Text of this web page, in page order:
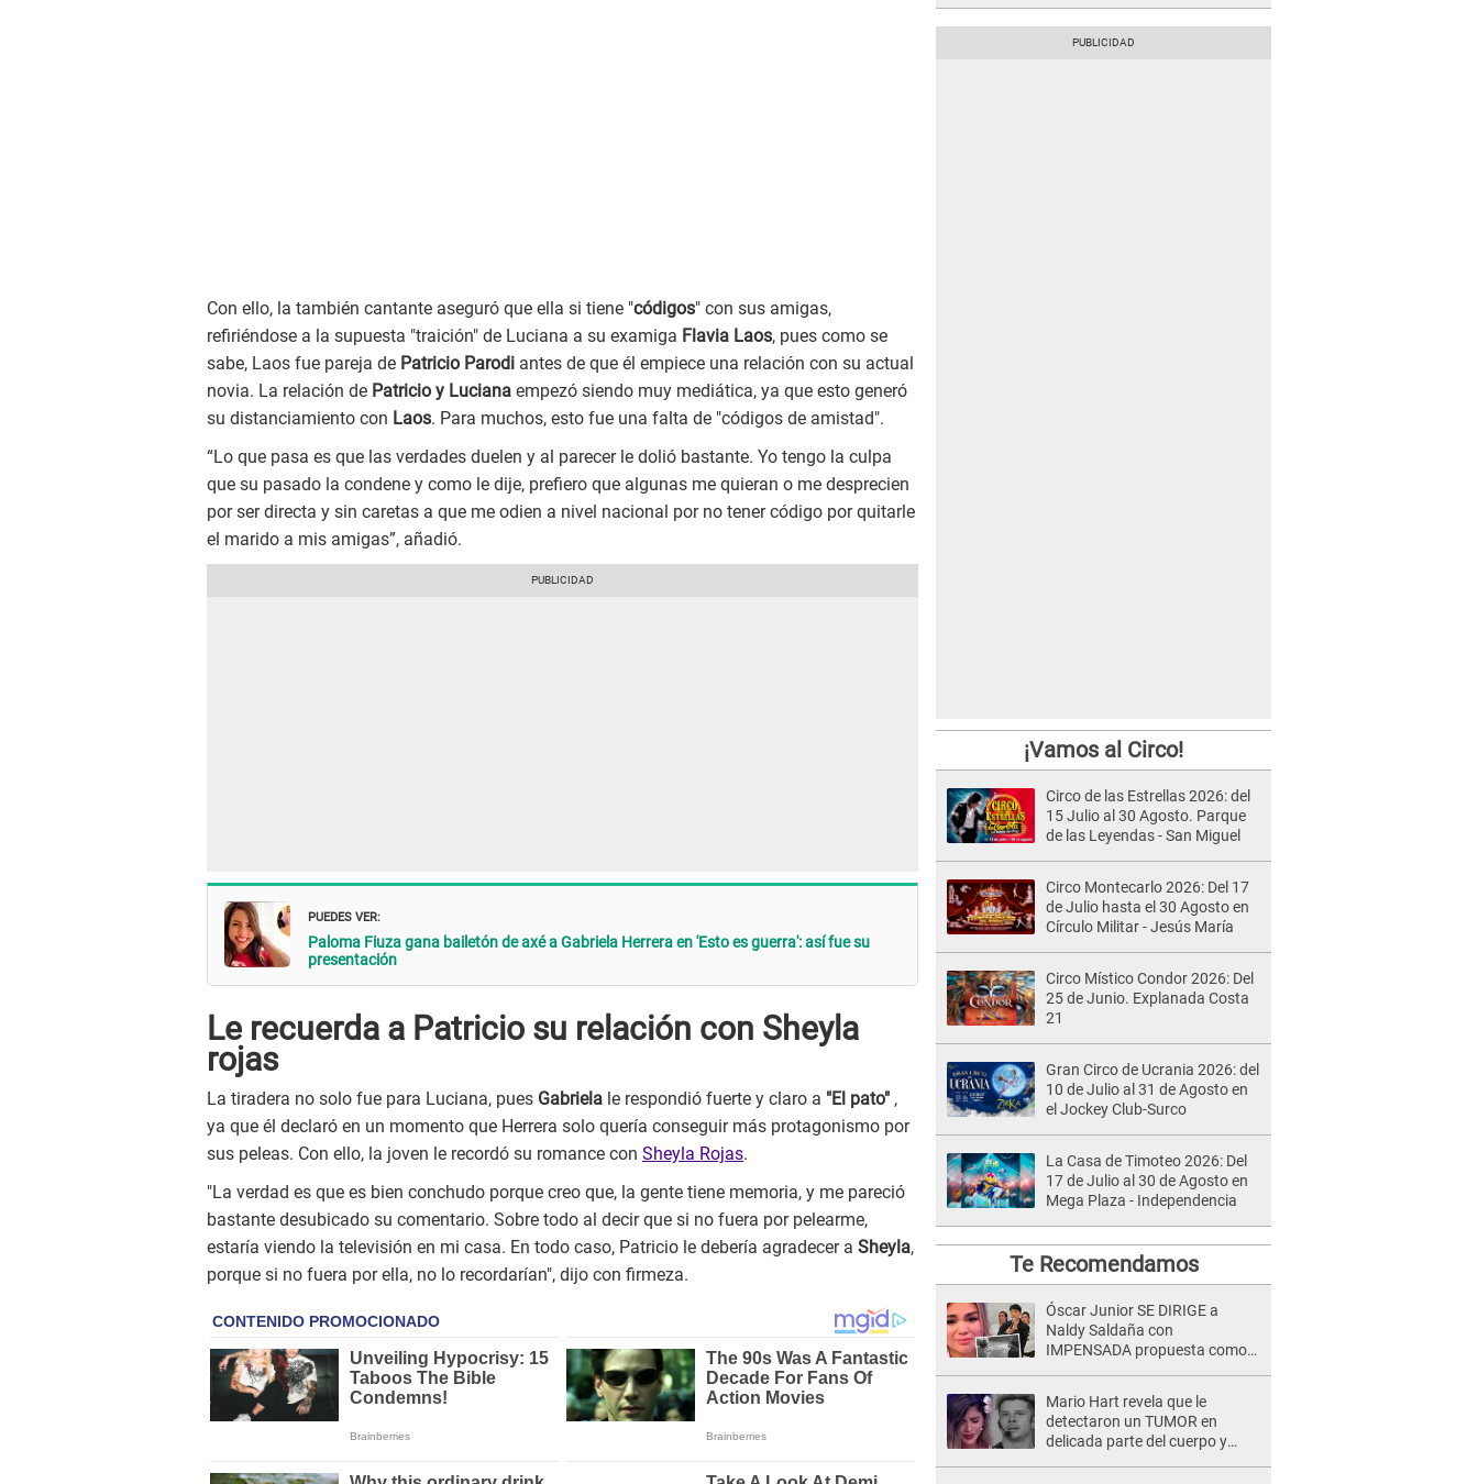
Con ello, la también cantante aseguró que ella si tiene "códigos" con sus amigas,
refiriéndose a la supuesta "traición" de Luciana a su examiga Flavia Laos, pues como se
sabe, Laos fue pareja de Patricio Parodi antes de que él empiece una relación con su actual
novia. La relación de Patricio y Luciana empezó siendo muy mediática, ya que esto generó
su distanciamiento con Laos. Para muchos, esto fue una falta de "códigos de amistad".
“Lo que pasa es que las verdades duelen y al parecer le dolió bastante. Yo tengo la culpa
que su pasado la condene y como le dije, prefiero que algunas me quieran o me desprecien
por ser directa y sin caretas a que me odien a nivel nacional por no tener código por quitarle
el marido a mis amigas”, añadió.
PUEDES VER:
Paloma Fiuza gana bailetón de axé a Gabriela Herrera en 'Esto es guerra': así fue su
presentación
Le recuerda a Patricio su relación con Sheyla
rojas
La tiradera no solo fue para Luciana, pues Gabriela le respondió fuerte y claro a "El pato" ,
ya que él declaró en un momento que Herrera solo quería conseguir más protagonismo por
sus peleas. Con ello, la joven le recordó su romance con Sheyla Rojas.
"La verdad es que es bien conchudo porque creo que, la gente tiene memoria, y me pareció
bastante desubicado su comentario. Sobre todo al decir que si no fuera por pelearme,
estaría viendo la televisión en mi casa. En todo caso, Patricio le debería agradecer a Sheyla,
porque si no fuera por ella, no lo recordarían", dijo con firmeza.
¡Vamos al Circo!
Circo de las Estrellas 2026: del
15 Julio al 30 Agosto. Parque
de las Leyendas - San Miguel
Circo Montecarlo 2026: Del 17
de Julio hasta el 30 Agosto en
Círculo Militar - Jesús María
Circo Místico Condor 2026: Del
25 de Junio. Explanada Costa
21
Gran Circo de Ucrania 2026: del
10 de Julio al 31 de Agosto en
el Jockey Club-Surco
La Casa de Timoteo 2026: Del
17 de Julio al 30 de Agosto en
Mega Plaza - Independencia
Te Recomendamos
Óscar Junior SE DIRIGE a
Naldy Saldaña con
IMPENSADA propuesta como
Mario Hart revela que le
detectaron un TUMOR en
delicada parte del cuerpo y